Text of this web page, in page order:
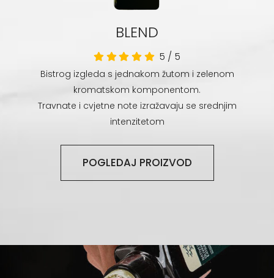
BLEND
5 / 5
Bistrog izgleda s jednakom žutom i zelenom
kromatskom komponentom.
Travnate i cvjetne note izražavaju se srednjim
intenzitetom
POGLEDAJ PROIZVOD